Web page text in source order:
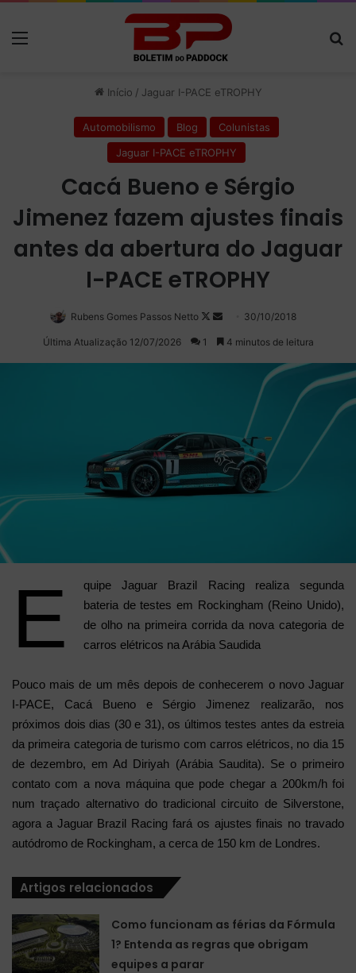
Início / Jaguar I-PACE eTROPHY
Automobilismo Blog
Colunistas
Jaguar I-PACE eTROPHY
Cacá Bueno e Sérgio
Jimenez fazem ajustes finais
antes da abertura do Jaguar
I-PACE eTROPHY
Rubens Gomes Passos Netto
Follow
on
Mande
um
30/10/2018
Última Atualização 12/07/2026 1 4 minutos de leitura
E
quipe Jaguar Brazil Racing realiza segunda
bateria de testes em Rockingham (Reino Unido),
de olho na primeira corrida da nova categoria de
carros elétricos na Arábia Saudida
Pouco mais de um mês depois de conhecerem o novo Jaguar
I-PACE, Cacá Bueno e Sérgio Jimenez realizarão, nos
próximos dois dias (30 e 31), os últimos testes antes da estreia
da primeira categoria de turismo com carros elétricos, no dia 15
de dezembro, em Ad Diriyah (Arábia Saudita). Se o primeiro
contato com a nova máquina que pode chegar a 200km/h foi
num traçado alternativo do tradicional circuito de Silverstone,
agora a Jaguar Brazil Racing fará os ajustes finais no travado
autódromo de Rockingham, a cerca de 150 km de Londres.
Artigos relacionados
Como funcionam as férias da Fórmula
1? Entenda as regras que obrigam
equipes a parar